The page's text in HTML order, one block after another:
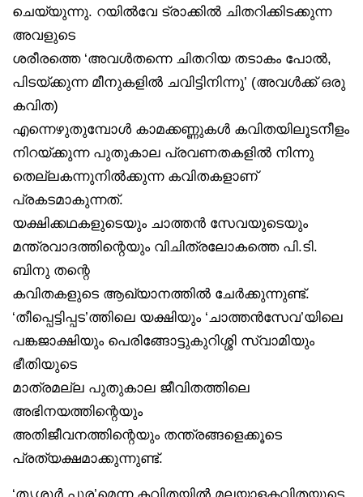
ചെയ്യുന്നു. റയിൽവേ ട്രാക്കിൽ ചിതറിക്കിടക്കുന്ന
അവളുടെ
ശരീരത്തെ ‘അവൾതന്നെ ചിതറിയ തടാകം പോൽ,
പിടയ്ക്കുന്ന മീനുകളിൽ ചവിട്ടിനിന്നു’ (അവൾക്ക് ഒരു
കവിത)
എന്നെഴുതുമ്പോൾ കാമക്കണ്ണുകൾ കവിതയിലൂടനീളം
നിറയ്ക്കുന്ന പുതുകാല പ്രവണതകളിൽ നിന്നു
തെല്ലകന്നുനിൽക്കുന്ന കവിതകളാണ്
പ്രകടമാകുന്നത്.
യക്ഷിക്കഥകളുടെയും ചാത്തൻ സേവയുടെയും
മന്ത്രവാദത്തിന്റെയും വിചിത്രലോകത്തെ പി.ടി.
ബിനു തന്റെ
കവിതകളുടെ ആഖ്യാനത്തിൽ ചേർക്കുന്നുണ്ട്.
‘തീപ്പെട്ടിപ്പട’ത്തിലെ യക്ഷിയും ‘ചാത്തൻസേവ’യിലെ
പങ്കജാക്ഷിയും പെരിങ്ങോട്ടുകുറിശ്ശി സ്വാമിയും
ഭീതിയുടെ
മാത്രമല്ല പുതുകാല ജീവിതത്തിലെ
അഭിനയത്തിന്റെയും
അതിജീവനത്തിന്റെയും തന്ത്രങ്ങളെക്കൂടെ
പ്രത്യക്ഷമാക്കുന്നുണ്ട്.
‘തൃശൂർ പൂര’മെന്ന കവിതയിൽ മലയാളകവിതയുടെ